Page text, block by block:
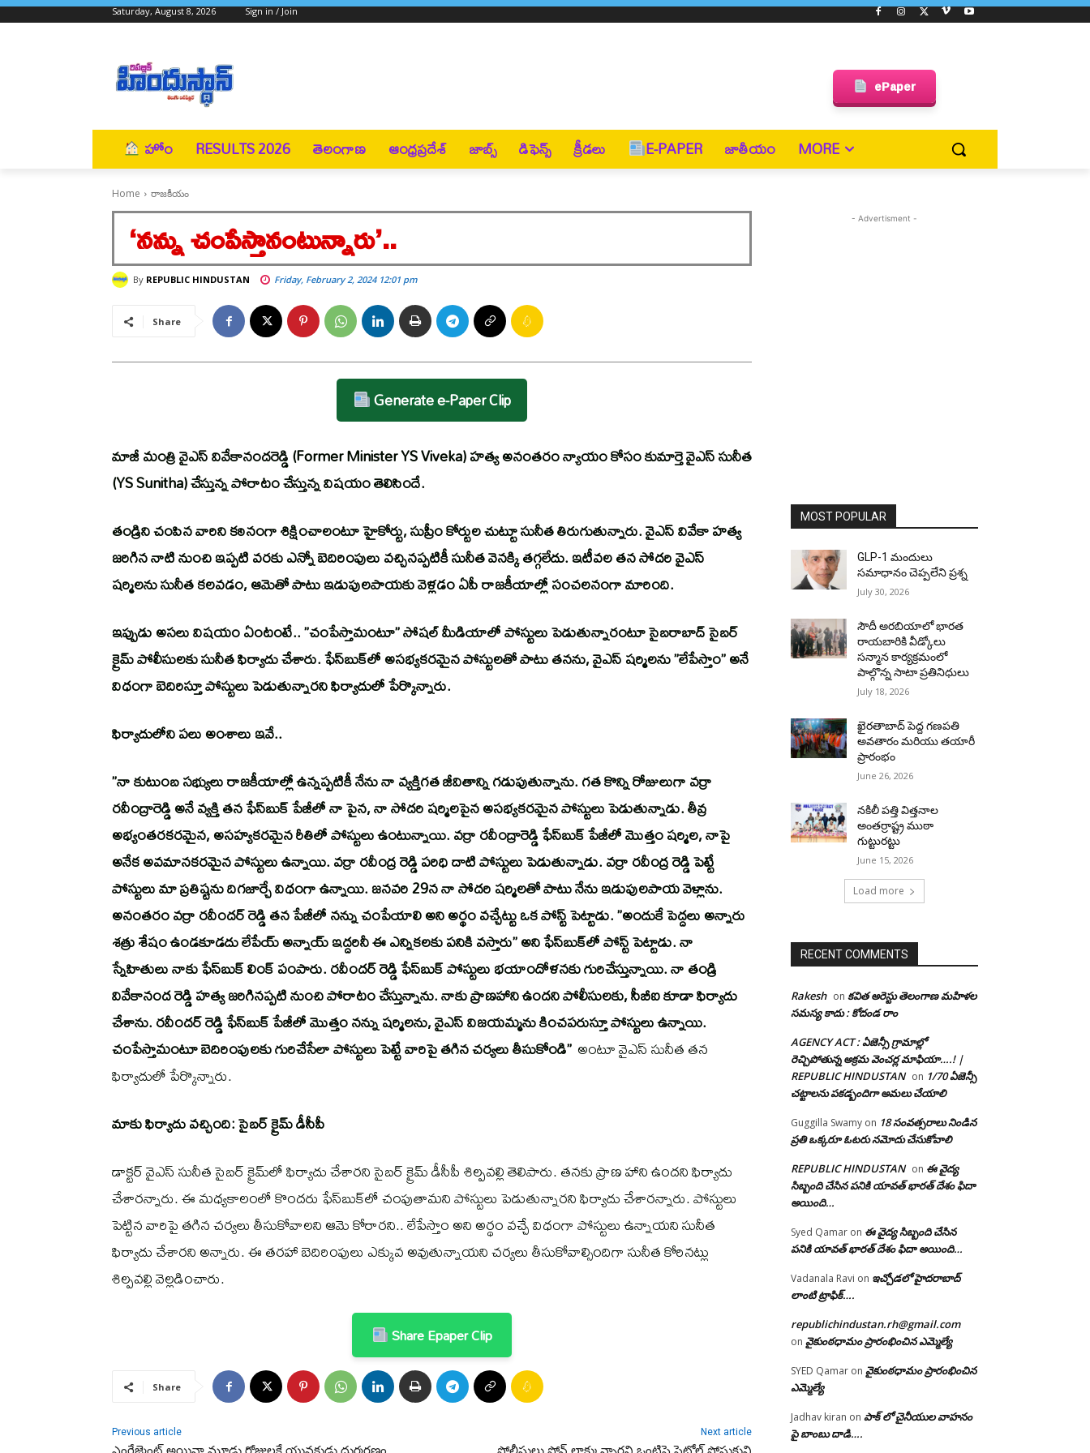
Saturday, August 8, 2026 Sign in / Join
ePaper
హోం RESULTS 2026 తెలంగాణ ఆంధ్రప్రదేశ్ జాబ్స్ డిఫెన్స్ క్రీడలు E-PAPER జాతీయం MORE
Home రాజకీయం
‘నన్ను చంపేస్తానంటున్నారు’..
By REPUBLIC HINDUSTAN Friday, February 2, 2024 12:01 pm
Share
Generate e-Paper Clip
మాజీ మంత్రి వైఎస్ వివేకానందరెడ్డి (Former Minister YS Viveka) హత్య అనంతరం న్యాయం కోసం కుమార్తె వైఎస్ సునీత
(YS Sunitha) చేస్తున్న పోరాటం చేస్తున్న విషయం తెలిసిందే.
తండ్రిని చంపిన వారిని కఠినంగా శిక్షించాలంటూ హైకోర్టు, సుప్రీం కోర్టుల చుట్టూ సునీత తిరుగుతున్నారు. వైఎస్ వివేకా హత్య
జరిగిన నాటి నుంచి ఇప్పటి వరకు ఎన్నో బెదిరింపులు వచ్చినప్పటికీ సునీత వెనక్కి తగ్గలేదు. ఇటీవల తన సోదరి వైఎస్
షర్మిలను సునీత కలవడం, ఆమెతో పాటు ఇడుపులపాయకు వెళ్లడం ఏపీ రాజకీయాల్లో సంచలనంగా మారింది.
ఇప్పుడు అసలు విషయం ఏంటంటే.. ”చంపేస్తామంటూ” సోషల్ మీడియాలో పోస్టులు పెడుతున్నారంటూ సైబరాబాద్ సైబర్
క్రైమ్ పోలీసులకు సునీత ఫిర్యాదు చేశారు. ఫేస్‌బుక్‌లో అసభ్యకరమైన పోస్టులతో పాటు తనను, వైఎస్ షర్మిలను ”లేపేస్తాం” అనే
విధంగా బెదిరిస్తూ పోస్టులు పెడుతున్నారని ఫిర్యాదులో పేర్కొన్నారు.
ఫిర్యాదులోని పలు అంశాలు ఇవే..
”నా కుటుంబ సభ్యులు రాజకీయాల్లో ఉన్నప్పటికీ నేను నా వ్యక్తిగత జీవితాన్ని గడుపుతున్నాను. గత కొన్ని రోజులుగా వర్రా
రవీంద్రారెడ్డి అనే వ్యక్తి తన ఫేస్‌బుక్ పేజీలో నా పైన, నా సోదరి షర్మిలపైన అసభ్యకరమైన పోస్టులు పెడుతున్నాడు. తీవ్ర
అభ్యంతరకరమైన, అసహ్యకరమైన రీతిలో పోస్టులు ఉంటున్నాయి. వర్రా రవీంద్రారెడ్డి ఫేస్‌బుక్ పేజీలో మొత్తం షర్మిల, నాపై
అనేక అవమానకరమైన పోస్టులు ఉన్నాయి. వర్రా రవీంద్ర రెడ్డి పరిధి దాటి పోస్టులు పెడుతున్నాడు. వర్రా రవీంద్ర రెడ్డి పెట్టే
పోస్టులు మా ప్రతిష్టను దిగజార్చే విధంగా ఉన్నాయి. జనవరి 29న నా సోదరి షర్మిలతో పాటు నేను ఇడుపులపాయ వెళ్లాను.
అనంతరం వర్రా రవీందర్ రెడ్డి తన పేజీలో నన్ను చంపేయాలి అని అర్థం వచ్చేట్టు ఒక పోస్ట్ పెట్టాడు. ”అందుకే పెద్దలు అన్నారు
శత్రు శేషం ఉండకూడదు లేపేయ్ అన్నాయ్ ఇద్దరినీ ఈ ఎన్నికలకు పనికి వస్తారు” అని ఫేస్‌బుక్‌లో పోస్ట్ పెట్టాడు. నా
స్నేహితులు నాకు ఫేస్‌బుక్ లింక్ పంపారు. రవీందర్ రెడ్డి ఫేస్‌బుక్‌ పోస్టులు భయాందోళనకు గురిచేస్తున్నాయి. నా తండ్రి
వివేకానంద రెడ్డి హత్య జరిగినప్పటి నుంచి పోరాటం చేస్తున్నాను. నాకు ప్రాణహాని ఉందని పోలీసులకు, సీబీఐ కూడా ఫిర్యాదు
చేశాను. రవీందర్ రెడ్డి ఫేస్‌బుక్ పేజీలో మొత్తం నన్ను షర్మిలను, వైఎస్ విజయమ్మను కించపరుస్తూ పోస్టులు ఉన్నాయి.
చంపేస్తామంటూ బెదిరింపులకు గురిచేసేలా పోస్టులు పెట్టే వారిపై తగిన చర్యలు తీసుకోండి” అంటూ వైఎస్ సునీత తన
ఫిర్యాదులో పేర్కొన్నారు.
మాకు ఫిర్యాదు వచ్చింది: సైబర్ క్రైమ్ డీసీపీ
డాక్టర్ వైఎస్ సునీత సైబర్ క్రైమ్‌లో ఫిర్యాదు చేశారని సైబర్ క్రైమ్ డీసీపీ శిల్పవల్లి తెలిపారు. తనకు ప్రాణ హాని ఉందని ఫిర్యాదు
చేశారన్నారు. ఈ మధ్యకాలంలో కొందరు ఫేస్‌బుక్‌లో చంపుతామని పోస్టులు పెడుతున్నారని ఫిర్యాదు చేశారన్నారు. పోస్టులు
పెట్టిన వారిపై తగిన చర్యలు తీసుకోవాలని ఆమె కోరారని.. లేపేస్తాం అని అర్థం వచ్చే విధంగా పోస్టులు ఉన్నాయని సునీత
ఫిర్యాదు చేశారని అన్నారు. ఈ తరహా బెదిరింపులు ఎక్కువ అవుతున్నాయని చర్యలు తీసుకోవాల్సిందిగా సునీత కోరినట్లు
శిల్పవల్లి వెల్లడించారు.
Share Epaper Clip
Share
Previous article Next article
- Advertisment -
MOST POPULAR
GLP-1 మందులు
సమాధానం చెప్పలేని ప్రశ్న
July 30, 2026
సౌదీ అరబియాలో భారత
రాయబారికి వీడ్కోలు
సన్మాన కార్యక్రమంలో
పాల్గొన్న సాటా ప్రతినిధులు
July 18, 2026
ఖైరతాబాద్ పెద్ద గణపతి
అవతారం మరియు తయారీ
ప్రారంభం
June 26, 2026
నకిలీ పత్తి విత్తనాల
అంతర్రాష్ట్ర ముఠా
గుట్టురట్టు
June 15, 2026
Load more
RECENT COMMENTS
Rakesh on కవిత అరెస్టు తెలంగాణ మహిళల
సమస్య కాదు : కోదండ రాం
AGENCY ACT : ఏజెన్సీ గ్రామాల్లో
రెచ్చిపోతున్న అక్రమ వెంచర్ల మాఫియా….! |
REPUBLIC HINDUSTAN on 1/70 ఏజెన్సీ
చట్టాలను పకడ్బందిగా అమలు చేయాలి
Guggilla Swamy on 18 సంవత్సరాలు నిండిన
ప్రతి ఒక్కరూ ఓటరు నమోదు చేసుకోవాలి
REPUBLIC HINDUSTAN on ఈ వైద్య
సిబ్బంది చేసిన పనికి యావత్ భారత్ దేశం ఫిదా
అయింది…
Syed Qamar on ఈ వైద్య సిబ్బంది చేసిన
పనికి యావత్ భారత్ దేశం ఫిదా అయింది…
Vadanala Ravi on ఇచ్చోడలో హైదరాబాద్
లాంటి ట్రాఫిక్….
republichindustan.rh@gmail.com
on వైకుంఠధామం ప్రారంభించిన ఎమ్మెల్యే
SYED Qamar on వైకుంఠధామం ప్రారంభించిన
ఎమ్మెల్యే
Jadhav kiran on పాక్ లో చైనీయుల వాహనం
పై బాంబు దాడి….